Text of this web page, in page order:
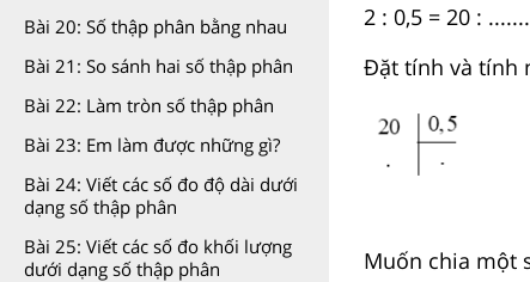
Bài 20: Số thập phân bằng nhau
Bài 21: So sánh hai số thập phân
Bài 22: Làm tròn số thập phân
Bài 23: Em làm được những gì?
Bài 24: Viết các số đo độ dài dưới
dạng số thập phân
Bài 25: Viết các số đo khối lượng
dưới dạng số thập phân
2 : 0,5 = 20 :
Đặt tính và tính
Muốn chia một